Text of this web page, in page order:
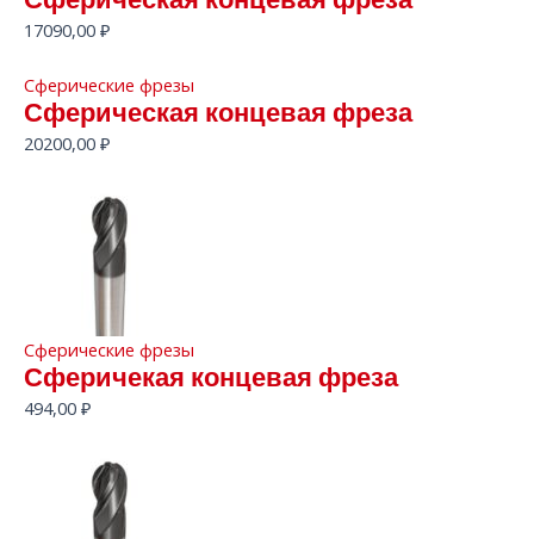
17090,00 ₽
Сферические фрезы
Сферическая концевая фреза
20200,00 ₽
Сферические фрезы
Сферичекая концевая фреза
494,00 ₽